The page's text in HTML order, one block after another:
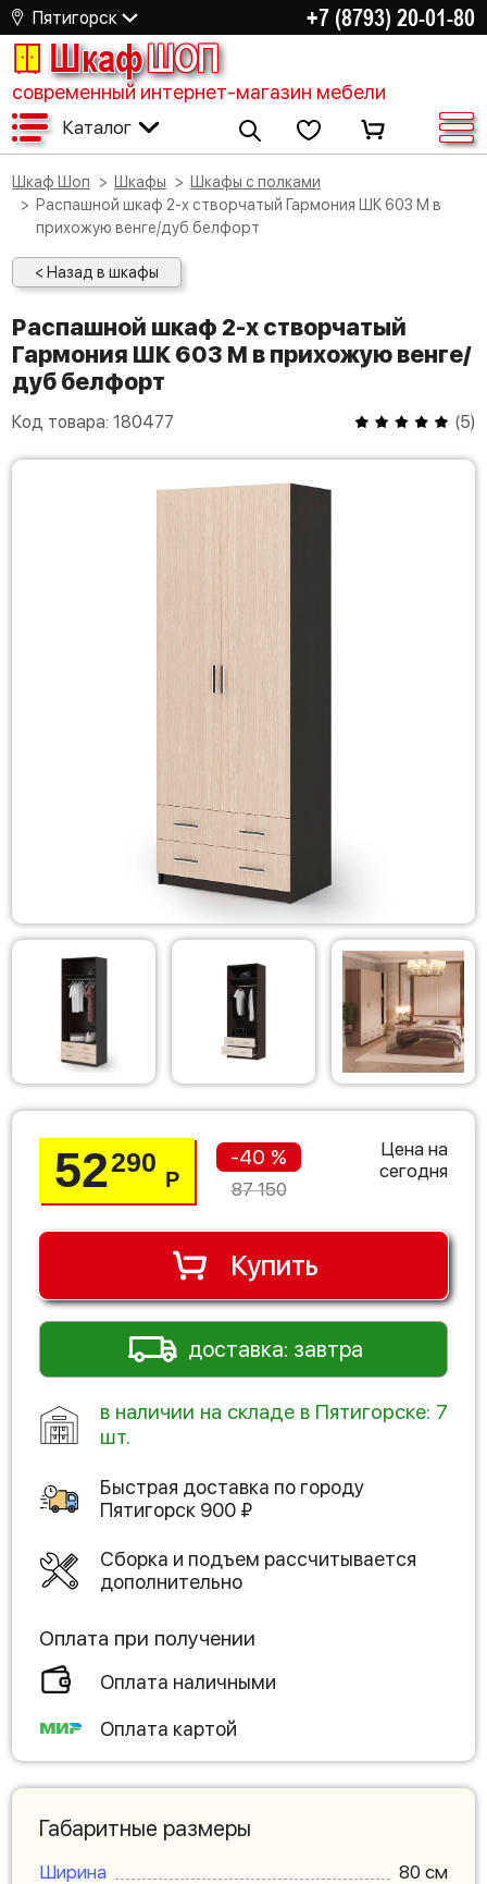
Пятигорск +7 (8793) 20-01-80
ШкафШОП
современный интернет-магазин мебели
Каталог
Шкаф Шоп Шкафы
Шкафы с полками
Распашной шкаф 2-х створчатый Гармония ШК 603 М в
прихожую венге/дуб белфорт
< Назад в шкафы
Распашной шкаф 2-х створчатый
Гармония ШК 603 М в прихожую венге/
дуб белфорт
Код товара: 180477 (5)
52290
Р
-40 %
87 150
Цена на
сегодня
Купить
доставка: завтра
в наличии на складе в Пятигорске: 7
шт.
Быстрая доставка по городу
Пятигорск 900 ₽
Сборка и подъем рассчитывается
дополнительно
Оплата при получении
Оплата наличными
Оплата картой
Габаритные размеры
Ширина
80 см